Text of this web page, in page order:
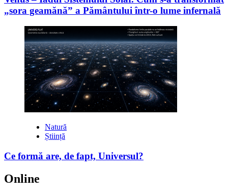
„sora geamănă” a Pământului într-o lume infernală
Natură
Știință
Ce formă are, de fapt, Universul?
Online